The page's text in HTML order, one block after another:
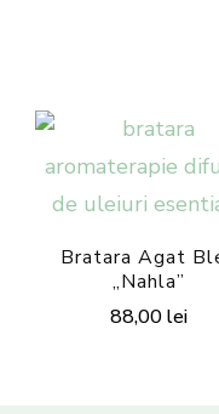
multe
variații.
pot
fi
alese
Bratara Agat
„Nahla”
88,00lei